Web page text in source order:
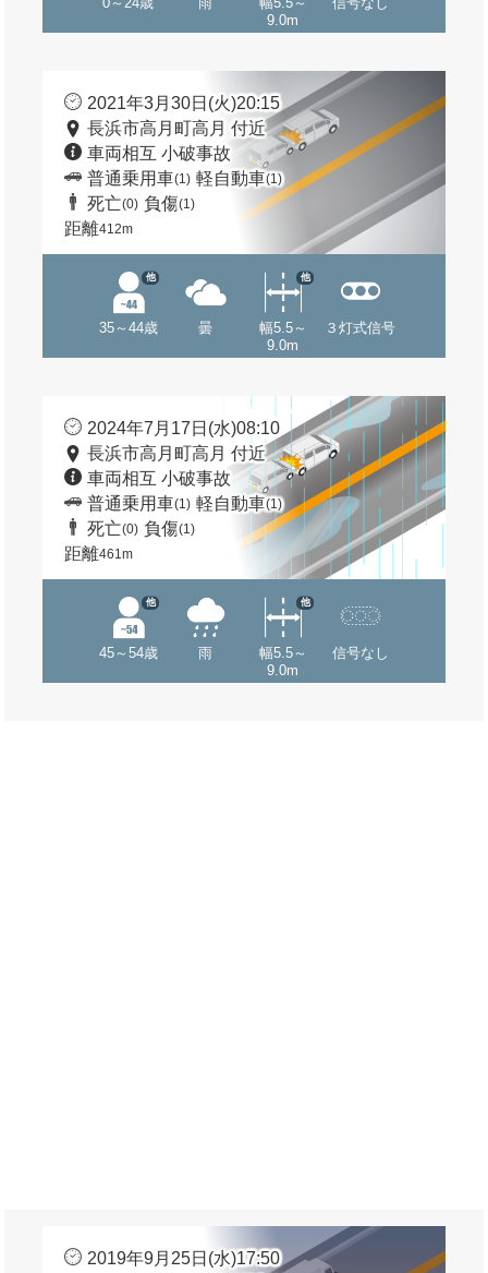
9.0m
2021年3月30日(火)20:15
長浜市高月町高月 付近
車両相互 小破事故
普通乗用車(1) 軽自動車(1)
死亡(0) 負傷(1)
距離412m
35～44歳
他
曇
幅5.5～
9.0m
他
３灯式信号
2024年7月17日(水)08:10
長浜市高月町高月 付近
車両相互 小破事故
普通乗用車(1) 軽自動車(1)
死亡(0) 負傷(1)
距離461m
45～54歳
他
雨
幅5.5～
9.0m
他
信号なし
2019年9月25日(水)17:50